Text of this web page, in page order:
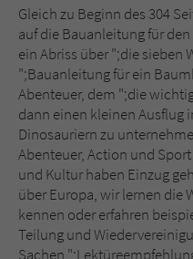
Gleich zu Beginn des 304
auf die Bauanleitung für
ein Abriss über ";die sieben
";Bauanleitung für ein
Abenteuer, dem ";die
dann einen kleinen Ausflug
Dinosauriern zu
Abenteuer, Action und
und Kultur haben Einzug
über Europa, wir lernen die
kennen oder erfahren
Teilung und
Sachen
Zweck
Benutzer.
überprüfen.